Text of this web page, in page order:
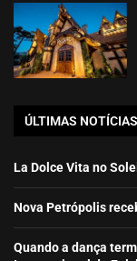
ÚLTIMAS NOTÍCIAS
La Dolce Vita no
Nova Petrópolis
Quando a dança